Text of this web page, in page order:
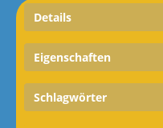
Details
Eigenschaften
Schlagwörter